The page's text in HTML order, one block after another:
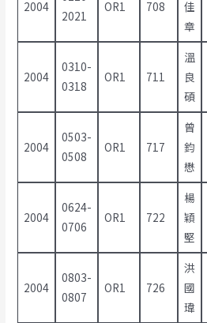
2004
2021
OR1 708
佳
章
2004
0310-
0318
OR1 711
溫
良
碩
2004
0503-
0508
OR1 717
曾
鈞
懋
2004
0624-
0706
OR1 722
楊
穎
堅
2004
0803-
0807
OR1 726
洪
國
瑋